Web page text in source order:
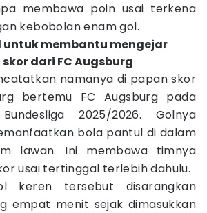
membawa poin usai terkena
kebobolan enam gol.
untuk membantu mengejar
dari FC Augsburg
namanya di papan skor
bertemu FC Augsburg pada
2025/2026. Golnya
bola pantul di dalam
lawan. Ini membawa timnya
usai tertinggal terlebih dahulu.
keren tersebut disarangkan
empat menit sejak dimasukkan